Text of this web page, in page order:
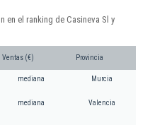
el ranking de Casineva Sl y
Ventas (€) Provincia
mediana Murcia
mediana Valencia